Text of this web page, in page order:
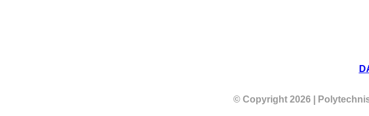
© Copyright 2026 |